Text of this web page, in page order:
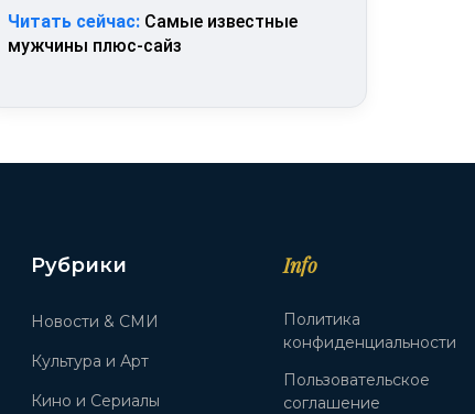
Читать сейчас: Самые известные
мужчины плюс-сайз
Рубрики
Новости & СМИ
Культура и Арт
Кино и Сериалы
Info
Политика
конфиденциальности
Пользовательское
соглашение